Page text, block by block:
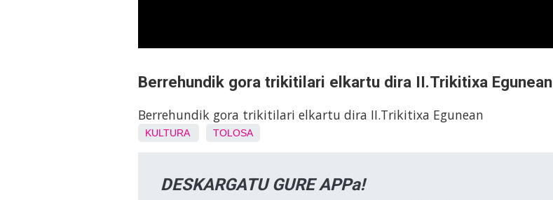
Berrehundik gora trikitilari elkartu dira II.Trikitixa Egunean
Berrehundik gora trikitilari elkartu dira II.Trikitixa Egunean
KULTURA TOLOSA
DESKARGATU GURE APPa!